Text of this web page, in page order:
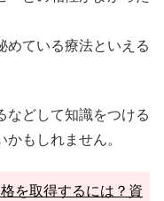
めている療法といえる
などして知識をつける
もしれません。
を取得するには？資